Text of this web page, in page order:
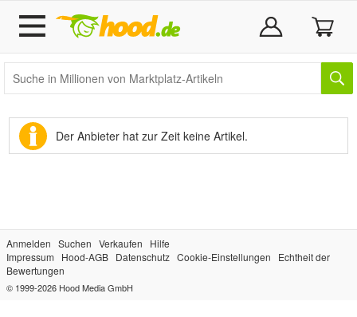
Der Anbieter hat zur Zeit keine Artikel.
Anmelden Suchen Verkaufen
Hilfe
Impressum
Hood-AGB Datenschutz Cookie-Einstellungen
Echtheit der
Bewertungen
© 1999-2026 Hood Media GmbH